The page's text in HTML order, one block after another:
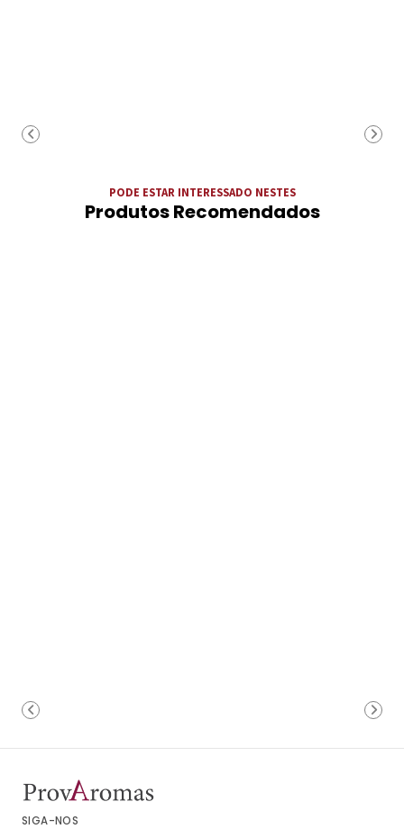
PODE ESTAR INTERESSADO NESTES
Produtos Recomendados
SIGA-NOS